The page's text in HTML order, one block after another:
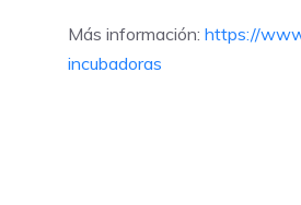
Más información: https://
incubadoras